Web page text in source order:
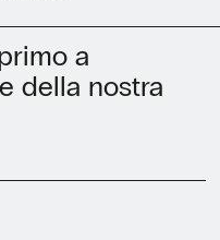
a
della nostra